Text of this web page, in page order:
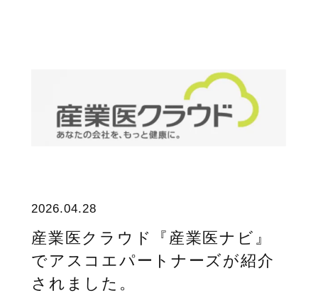
2026.04.28
産業医クラウド『産業医ナビ』
でアスコエパートナーズが紹介
されました。